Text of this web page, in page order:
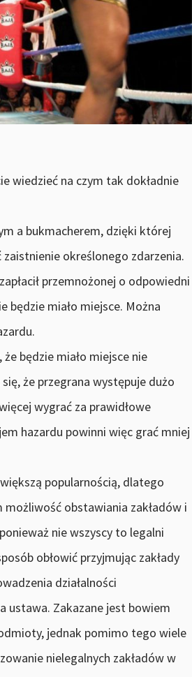
wiedzieć na czym tak dokładnie
a bukmacherem, dzięki której
określonego zdarzenia.
przemnożonej o odpowiedni
będzie miało miejsce. Można
będzie miało miejsce nie
że przegrana występuje dużo
wygrać za prawidłowe
hazardu powinni więc grać mniej
popularnością, dlatego
obstawiania zakładów i
nie wszyscy to legalni
obłowić przyjmując zakłady
działalności
ustawa. Zakazane jest bowiem
jednak pomimo tego wiele
nielegalnych zakładów w